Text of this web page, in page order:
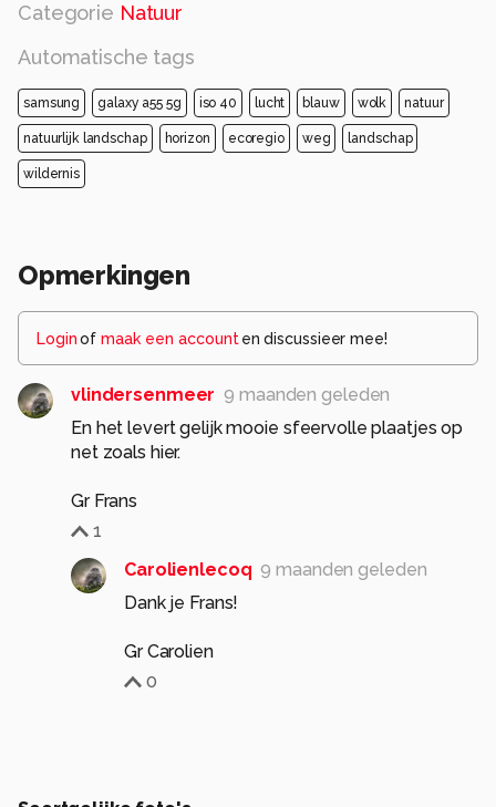
Categorie Natuur
Automatische tags
samsung galaxy a55 5g iso 40 lucht blauw wolk natuur
natuurlijk landschap horizon ecoregio weg landschap
wildernis
Opmerkingen
Loginof maak een account en discussieer mee!
vlindersenmeer 9 maanden geleden
En het levert gelijk mooie sfeervolle plaatjes op
net zoals hier.
Gr Frans
1
Carolienlecoq 9 maanden geleden
Dank je Frans!
Gr Carolien
0